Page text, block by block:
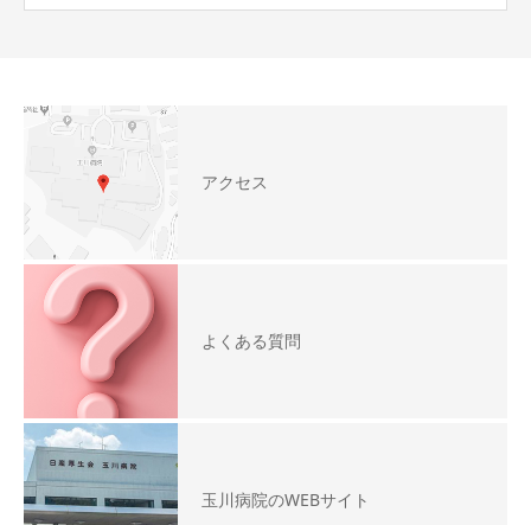
アクセス
よくある質問
玉川病院のWEBサイト